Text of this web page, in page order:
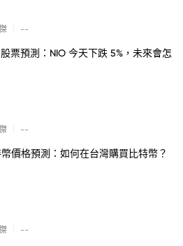
--
票預測：NIO 今天下跌 5%，未來會怎
--
幣價格預測：如何在台灣購買比特幣？
--